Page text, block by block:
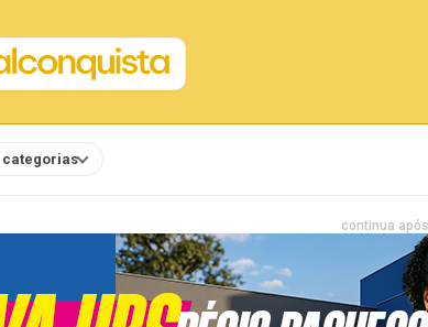
categorias
continua